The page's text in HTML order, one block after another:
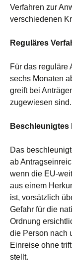
Verfahren zur
verschiedenen
Reguläres
Für das reguläre
sechs Monaten
greift bei
zugewiesen sind.
Beschleunigtes
Das
ab
wenn die EU-
aus einem
ist, vorsätzlich
Gefahr für die
Ordnung
die Person nach
Einreise ohne
stellt.